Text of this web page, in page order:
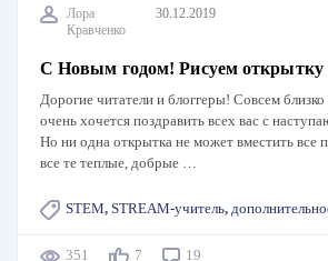
Лора
Кравченко
30.12.2019
С Новым годом! Рисуем открытку
Дорогие читатели и блоггеры! Совсем
очень хочется поздравить всех вас с
Но ни одна открытка не может вместить все
все те теплые, добрые …
STEM, STREAM-учитель,
351 7 19